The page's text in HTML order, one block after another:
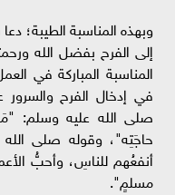
وبهذه المناسبة الطيبة؛
إلى الفرح بفضل الله
المناسبة المباركة في
في إدخال الفرح والسرور
صلى الله عليه وسلم:
حاجَتِه"، وقوله صلى
أنفعُهم للناسِ، وأحبُّ
مسلمٍ".